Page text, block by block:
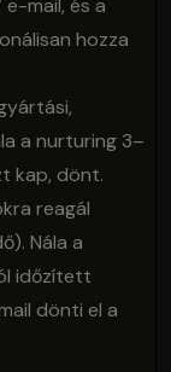
mail, és a
hozza
a nurturing 3–
kap, dönt.
reagál
Nála a
időzített
dönti el a